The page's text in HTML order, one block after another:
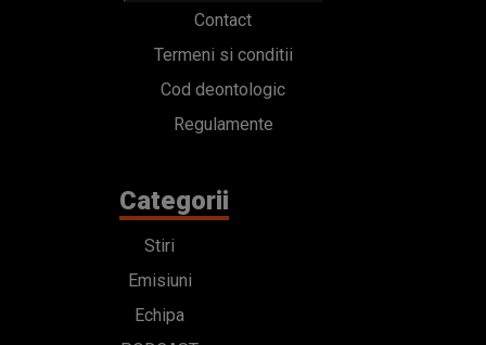
Contact
Termeni si conditii
Cod deontologic
Regulamente
Categorii
Stiri
Emisiuni
Echipa